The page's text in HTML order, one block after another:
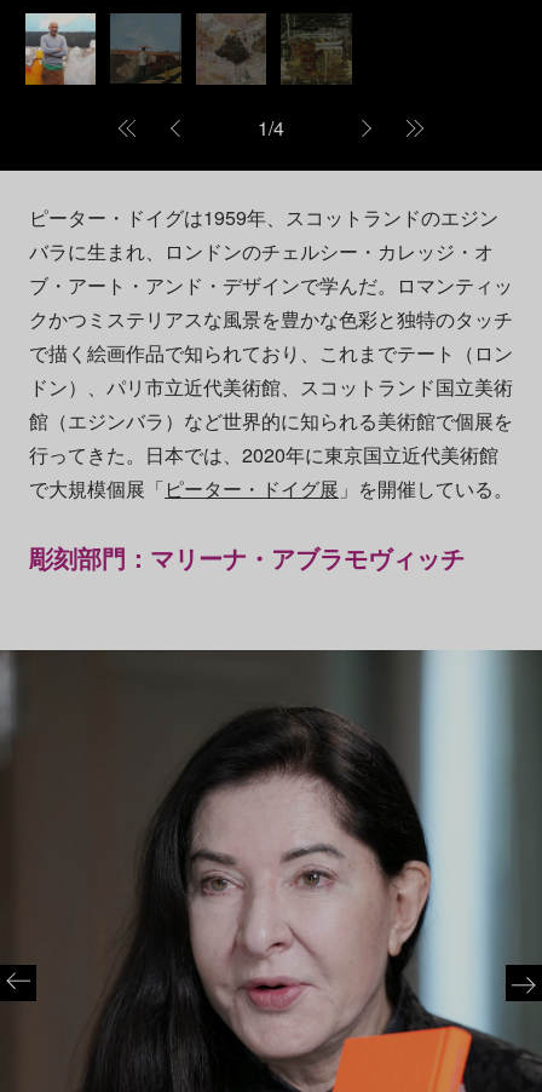
1/4
ピーター・ドイグは1959年、スコットランドのエジン
バラに生まれ、ロンドンのチェルシー・カレッジ・オ
ブ・アート・アンド・デザインで学んだ。ロマンティッ
クかつミステリアスな風景を豊かな色彩と独特のタッチ
で描く絵画作品で知られており、これまでテート（ロン
ドン）、パリ市立近代美術館、スコットランド国立美術
館（エジンバラ）など世界的に知られる美術館で個展を
行ってきた。日本では、2020年に東京国立近代美術館
で大規模個展「ピーター・ドイグ展 」を開催している。
彫刻部門：マリーナ・アブラモヴィッチ